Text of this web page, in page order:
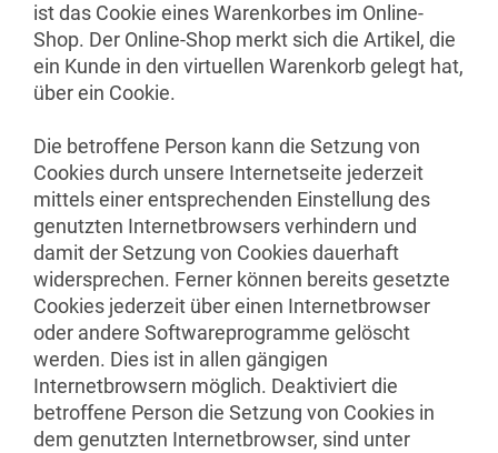
ist das Cookie eines Warenkorbes im Online-
Shop. Der Online-Shop merkt sich die Artikel, die
ein Kunde in den virtuellen Warenkorb gelegt hat,
über ein Cookie.
Die betroffene Person kann die Setzung von
Cookies durch unsere Internetseite jederzeit
mittels einer entsprechenden Einstellung des
genutzten Internetbrowsers verhindern und
damit der Setzung von Cookies dauerhaft
widersprechen. Ferner können bereits gesetzte
Cookies jederzeit über einen Internetbrowser
oder andere Softwareprogramme gelöscht
werden. Dies ist in allen gängigen
Internetbrowsern möglich. Deaktiviert die
betroffene Person die Setzung von Cookies in
dem genutzten Internetbrowser, sind unter